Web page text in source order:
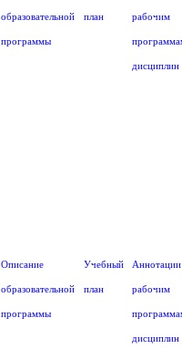
образовательной
программы
план рабочим
дисциплин
Описание
образовательной
программы
Учебный
план
Аннотации
рабочим
дисциплин